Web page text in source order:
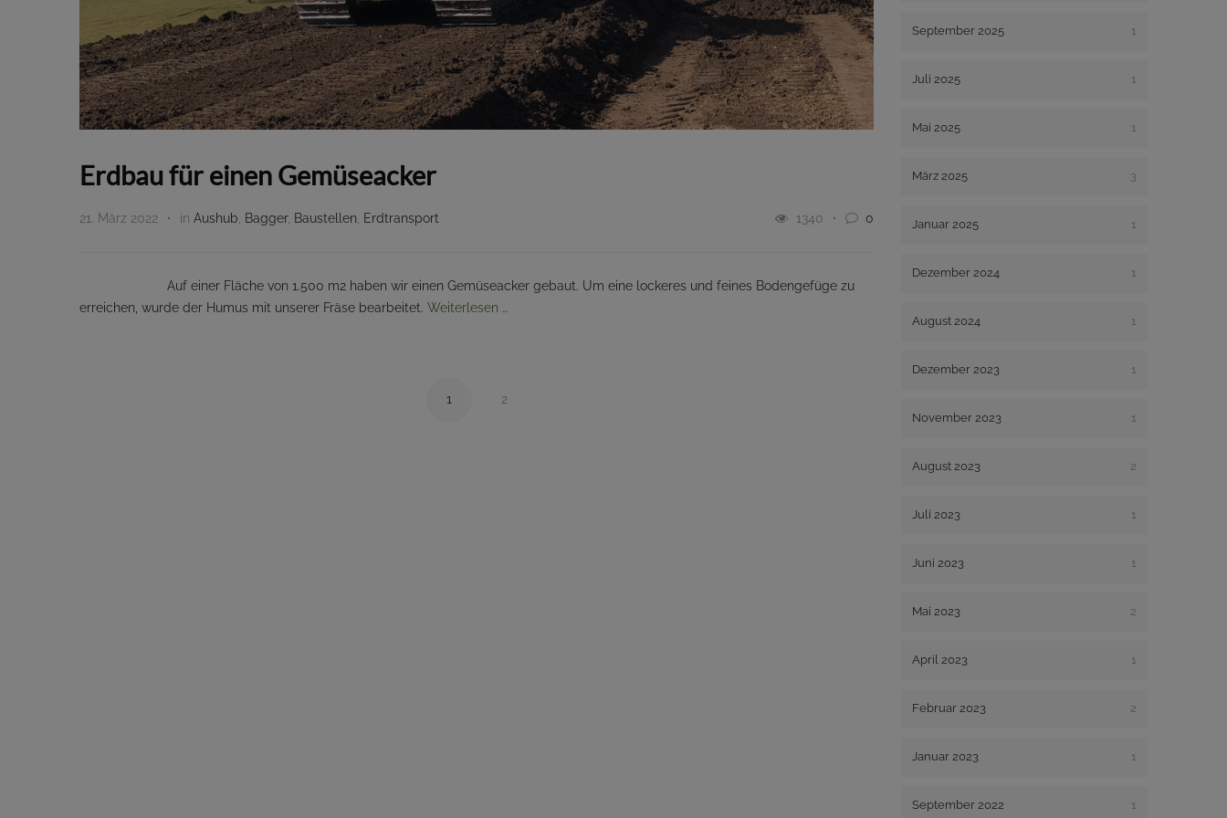
Erdbau für einen Gemüseacker
21. März 2022 in Aushub Bagger, Baustellen Erdtransport 1340 0
Auf einer Fläche von 1.500 m2 haben wir einen Gemüseacker gebaut. Um eine lockeres und feines Bodengefüge zu
erreichen, wurde der Humus mit unserer Fräse bearbeitet. Weiterlesen …
1 2
September 2025 1
Juli 2025 1
Mai 2025 1
März 2025 3
Januar 2025 1
Dezember 2024 1
August 2024 1
Dezember 2023 1
November 2023 1
August 2023 2
Juli 2023 1
Juni 2023 1
Mai 2023 2
April 2023 1
Februar 2023 2
Januar 2023 1
September 2022 1